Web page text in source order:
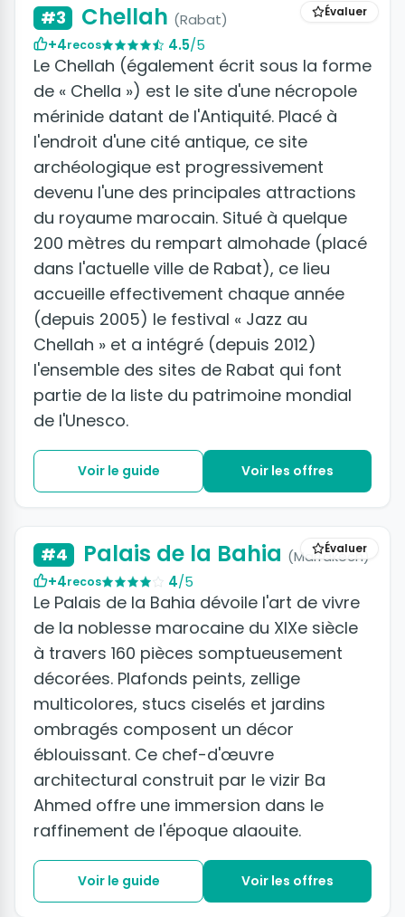
Évaluer
#3 Chellah (Rabat)
+4recos 4.5/5
Le Chellah (également écrit sous la forme
de « Chella ») est le site d'une nécropole
mérinide datant de l'Antiquité. Placé à
l'endroit d'une cité antique, ce site
archéologique est progressivement
devenu l'une des principales attractions
du royaume marocain. Situé à quelque
200 mètres du rempart almohade (placé
dans l'actuelle ville de Rabat), ce lieu
accueille effectivement chaque année
(depuis 2005) le festival « Jazz au
Chellah » et a intégré (depuis 2012)
l'ensemble des sites de Rabat qui font
partie de la liste du patrimoine mondial
de l'Unesco.
Voir le guide Voir les offres
Évaluer
#4 Palais de la Bahia (Marrakech)
+4recos 4/5
Le Palais de la Bahia dévoile l'art de vivre
de la noblesse marocaine du XIXe siècle
à travers 160 pièces somptueusement
décorées. Plafonds peints, zellige
multicolores, stucs ciselés et jardins
ombragés composent un décor
éblouissant. Ce chef-d'œuvre
architectural construit par le vizir Ba
Ahmed offre une immersion dans le
raffinement de l'époque alaouite.
Voir le guide Voir les offres